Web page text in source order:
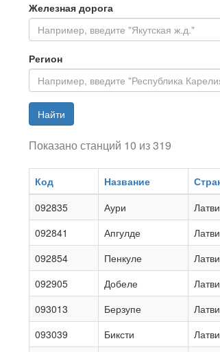
Железная дорога
Регион
Найти
Показано станций 10 из 319
Код Название
092835
Аури
092841
Апгулде
092854
Пенкуле
092905
Добеле
093013
Берзупе
093039
Биксти